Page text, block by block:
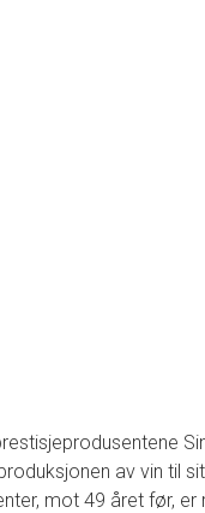
av vin til
mot 49 året før,